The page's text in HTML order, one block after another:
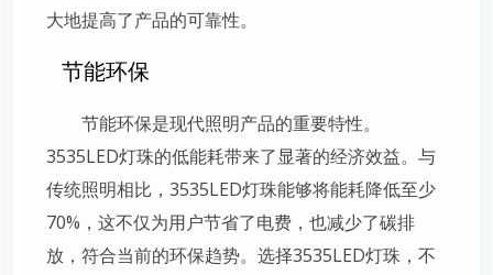
大地提高了产品的可靠性。
节能环保
节能环保是现代照明产品的重要特性。
3535LED灯珠的低能耗带来了显著的经济效益。与
传统照明相比，3535LED灯珠能够将能耗降低至少
70%，这不仅为用户节省了电费，也减少了碳排
放，符合当前的环保趋势。选择3535LED灯珠，不